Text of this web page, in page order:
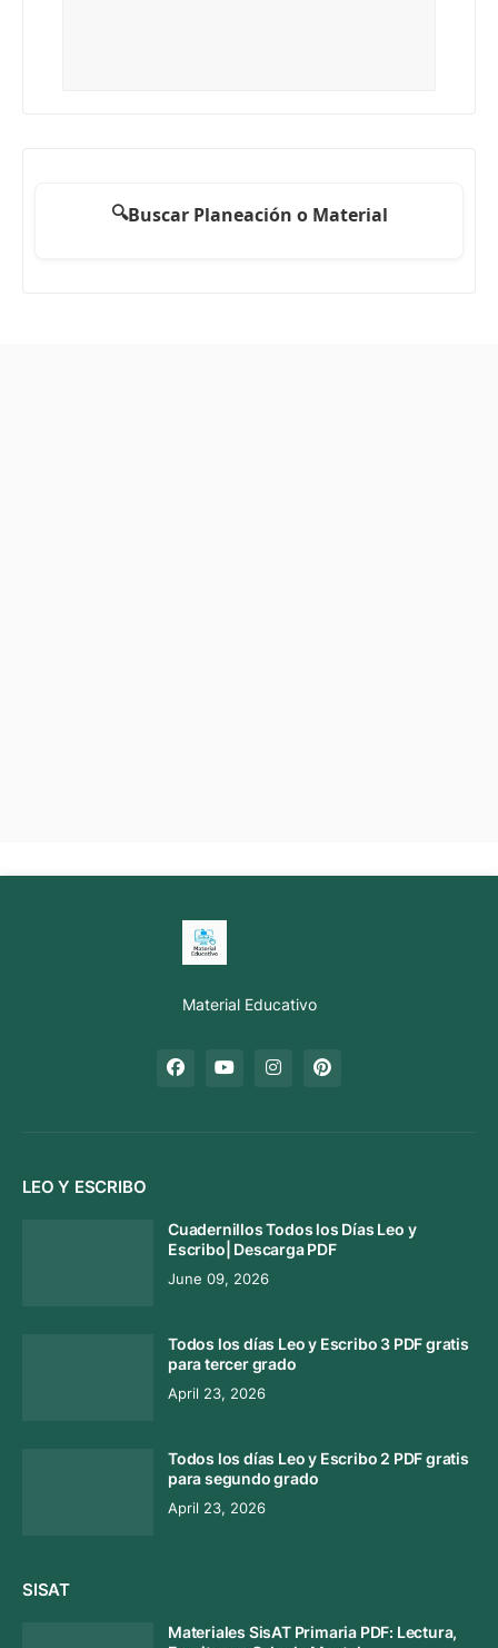
🔍Buscar Planeación o Material
Material Educativo
LEO Y ESCRIBO
Cuadernillos Todos los Días Leo y
Escribo| Descarga PDF
June 09, 2026
Todos los días Leo y Escribo 3 PDF gratis
para tercer grado
April 23, 2026
Todos los días Leo y Escribo 2 PDF gratis
para segundo grado
April 23, 2026
SISAT
Materiales SisAT Primaria PDF: Lectura,